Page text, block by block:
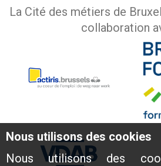
Nous utilisons des cookies
Nous utilisons des
La Cité des métiers de
collaboration